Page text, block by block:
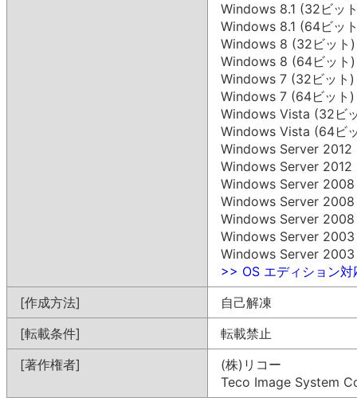
Windows 8.1 (32ビッ
Windows 8.1 (64ビッ
Windows 8 (32ビット)
Windows 8 (64ビット)
Windows 7 (32ビット)
Windows 7 (64ビット)
Windows Vista (32ビ
Windows Vista (64ビ
Windows Server 2012
Windows Server 2012
Windows Server
Windows Server
Windows Server
Windows Server
Windows Server
>> OS エディション対
[作成方法]
自己解凍
[転載条件]
転載禁止
[著作権者]
(株)リコー
Teco Image System